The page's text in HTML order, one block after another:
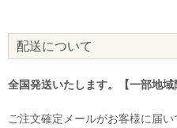
配送について
全国発送いたします。【一部地域
ご注文確定メールがお客様に届